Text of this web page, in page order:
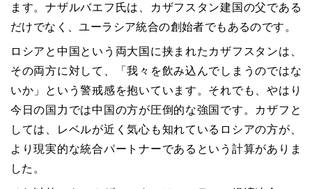
ます。ナザルバエフ氏は、カザフスタン建国の父である
だけでなく、ユーラシア統合の創始者でもあるのです。
ロシアと中国という両大国に挟まれたカザフスタンは、
その両方に対して、「我々を飲み込んでしまうのではな
いか」という警戒感を抱いています。それでも、やはり
今日の国力では中国の方が圧倒的な強国です。カザフと
しては、レベルが近く気心も知れているロシアの方が、
より現実的な統合パートナーであるという計算がありま
した。